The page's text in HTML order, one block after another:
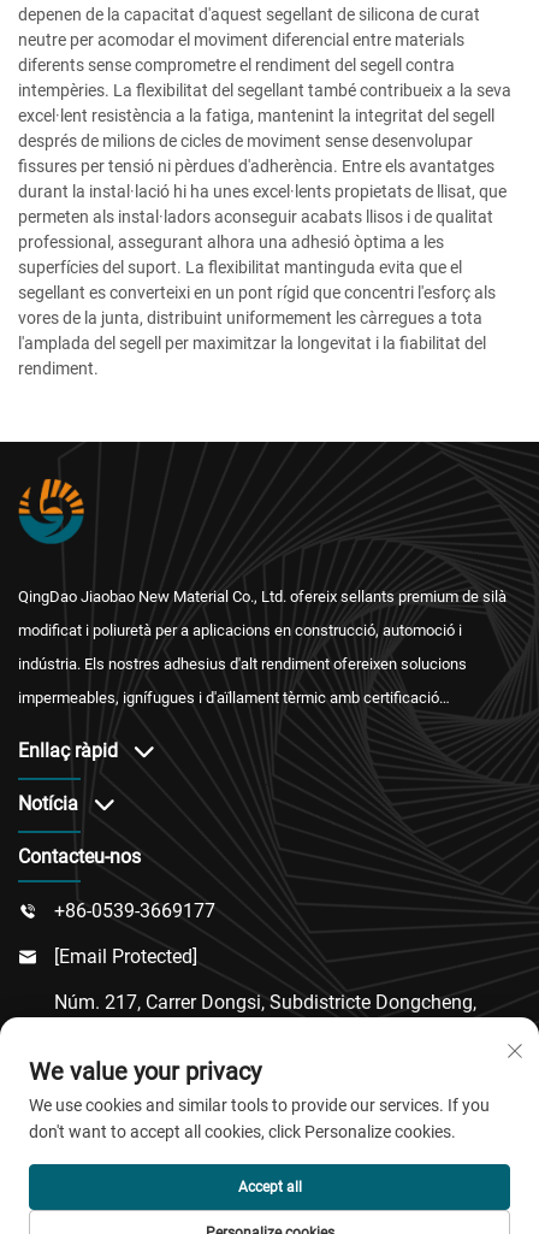
depenen de la capacitat d'aquest segellant de silicona de curat
neutre per acomodar el moviment diferencial entre materials
diferents sense comprometre el rendiment del segell contra
intempèries. La flexibilitat del segellant també contribueix a la seva
excel·lent resistència a la fatiga, mantenint la integritat del segell
després de milions de cicles de moviment sense desenvolupar
fissures per tensió ni pèrdues d'adherència. Entre els avantatges
durant la instal·lació hi ha unes excel·lents propietats de llisat, que
permeten als instal·ladors aconseguir acabats llisos i de qualitat
professional, assegurant alhora una adhesió òptima a les
superfícies del suport. La flexibilitat mantinguda evita que el
segellant es converteixi en un pont rígid que concentri l'esforç als
vores de la junta, distribuint uniformement les càrregues a tota
l'amplada del segell per maximitzar la longevitat i la fiabilitat del
rendiment.
QingDao Jiaobao New Material Co., Ltd. ofereix sellants premium de silà
modificat i poliuretà per a aplicacions en construcció, automoció i
indústria. Els nostres adhesius d'alt rendiment ofereixen solucions
impermeables, ignífugues i d'aïllament tèrmic amb certificació
Enllaç ràpid
Notícia
Contacteu-nos
 +86-0539-3669177
 [email Protected]
Núm. 217, Carrer Dongsi, Subdistricte Dongcheng,
Shandong
Copyright © 2026 QingDao Jiaobao New Material Co.,Ltd.
Tots els drets reservats.
We value your privacy
We use cookies and similar tools to provide our services. If you
don't want to accept all cookies, click Personalize cookies.
Accept all